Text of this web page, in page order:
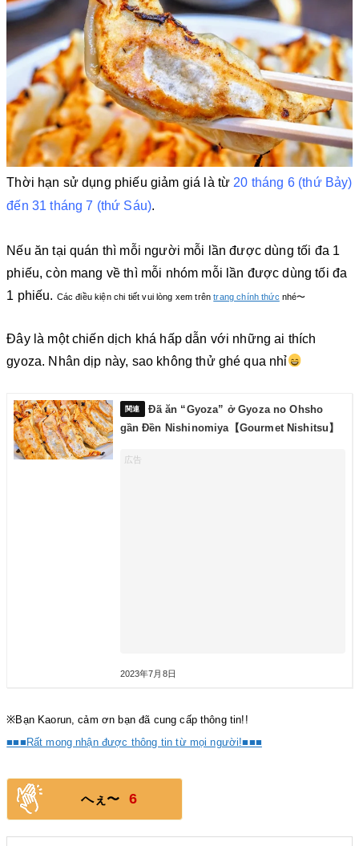
Thời hạn sử dụng phiếu giảm giá là từ 20 tháng 6 (thứ Bảy)
đến 31 tháng 7 (thứ Sáu).
Nếu ăn tại quán thì mỗi người mỗi lần được dùng tối đa 1
phiếu, còn mang về thì mỗi nhóm mỗi lần được dùng tối đa
1 phiếu. Các điều kiện chi tiết vui lòng xem trêntrang chính thức nhé〜
Đây là một chiến dịch khá hấp dẫn với những ai thích
gyoza. Nhân dịp này, sao không thử ghé qua nhỉ
Đã ăn “Gyoza” ở Gyoza no Ohsho
gần Đền Nishinomiya【Gourmet Nishitsu】
2023年7月8日
※Bạn Kaorun, cảm ơn bạn đã cung cấp thông tin!!
■■■Rất mong nhận được thông tin từ mọi người!■■■
へぇ〜 6